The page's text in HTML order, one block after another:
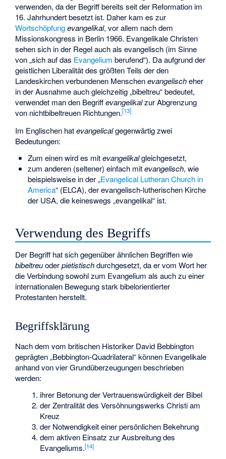
verwenden, da der Begriff bereits seit der Reformation im
16. Jahrhundert besetzt ist. Daher kam es zur
Wortschöpfung evangelikal, vor allem nach dem
Missionskongress in Berlin 1966. Evangelikale Christen
sehen sich in der Regel auch als evangelisch (im Sinne
von „sich auf das Evangelium berufend“). Da aufgrund der
geistlichen Liberalität des größten Teils der den
Landeskirchen verbundenen Menschenevangelischeher
in der Ausnahme auch gleichzeitig „bibeltreu“ bedeutet,
verwendet man den Begriffevangelikalzur Abgrenzung
von nichtbibeltreuen Richtungen.[13]
Im Englischen hatevangelicalgegenwärtig zwei
Bedeutungen:
Zum einen wird es mitevangelikalgleichgesetzt,
zum anderen (seltener) einfach mitevangelisch, wie
beispielsweise in der „Evangelical Lutheran Church in
America“ (ELCA), der evangelisch-lutherischen Kirche
der USA, die keineswegs „evangelikal“ ist.
Verwendung des Begriffs
Der Begriff hat sich gegenüber ähnlichen Begriffen wie
bibeltreuoderpietistischdurchgesetzt, da er vom Wort her
die Verbindung sowohl zum Evangelium als auch zu einer
internationalen Bewegung stark bibelorientierter
Protestanten herstellt.
Begriffsklärung
Nach dem vom britischen Historiker David Bebbington
geprägten „Bebbington-Quadrilateral“ können Evangelikale
anhand von vier Grundüberzeugungen beschrieben
werden:
ihrer Betonung der Vertrauenswürdigkeit der Bibel
der Zentralität des Versöhnungswerks Christi am
Kreuz
der Notwendigkeit einer persönlichen Bekehrung
dem aktiven Einsatz zur Ausbreitung des
Evangeliums.[14]